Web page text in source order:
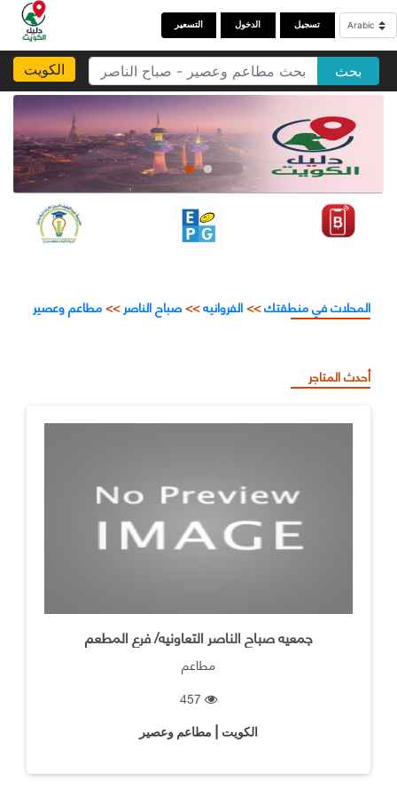
التسعير الدخول تسجيل
الكويت بحث
المحلات في منطقتك>>الفروانيه>>صباح الناصر>>مطاعم وعصير
أحدث المتاجر
جمعيه صباح الناصر التعاونيه/ فرع المطعم
مطاعم
الكويت | مطاعم وعصير